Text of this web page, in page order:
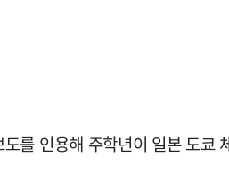
를 인용해 주학년이 일본 도